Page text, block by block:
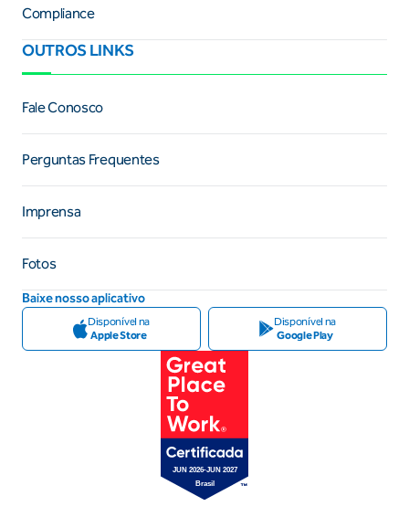
Compliance
OUTROS LINKS
Fale Conosco
Perguntas Frequentes
Imprensa
Fotos
Baixe nosso aplicativo
Disponível na
Apple Store
Disponível na
Google Play